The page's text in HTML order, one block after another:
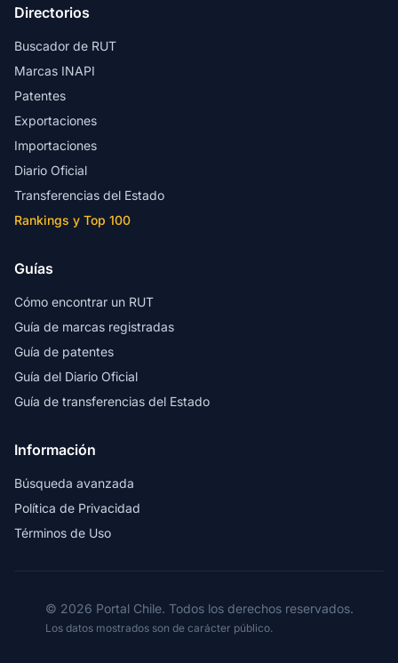
Directorios
Buscador de RUT
Marcas INAPI
Patentes
Exportaciones
Importaciones
Diario Oficial
Transferencias del Estado
Rankings y Top 100
Guías
Cómo encontrar un RUT
Guía de marcas registradas
Guía de patentes
Guía del Diario Oficial
Guía de transferencias del Estado
Información
Búsqueda avanzada
Política de Privacidad
Términos de Uso
© 2026 Portal Chile. Todos los derechos reservados.
Los datos mostrados son de carácter público.